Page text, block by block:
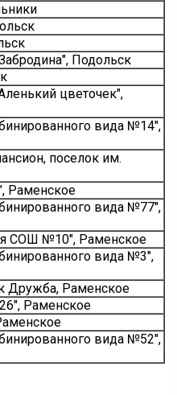
Подольск
цветочек",
вида №14",
поселок им.
Раменское
вида №77",
СОШ №10", Раменское
вида №3",
Дружба, Раменское
Раменское
вида №52",